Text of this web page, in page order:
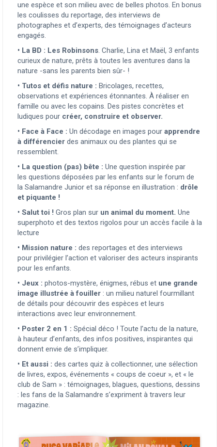
une espèce et son milieu avec de belles photos. En bonus
les coulisses du reportage, des interviews de
photographes et d’experts, des témoignages d’acteurs
engagés.
• La BD : Les Robinsons. Charlie, Lina et Maël, 3 enfants
curieux de nature, prêts à toutes les aventures dans la
nature -sans les parents bien sûr- !
• Tutos et défis nature : Bricolages, recettes,
observations et expériences étonnantes. À réaliser en
famille ou avec les copains. Des pistes concrètes et
ludiques pour créer, construire et observer.
• Face à Face : Un décodage en images pour apprendre
à différencier des animaux ou des plantes qui se
ressemblent.
• La question (pas) bête : Une question inspirée par
les questions déposées par les enfants sur le forum de
la Salamandre Junior et sa réponse en illustration : drôle
et piquante !
• Salut toi ! Gros plan sur un animal du moment. Une
superphoto et des textos rigolos pour un accès facile à la
lecture
• Mission nature : des reportages et des interviews
pour privilégier l’action et valoriser des acteurs inspirants
pour les enfants.
• Jeux : photos-mystère, énigmes, rébus et une grande
image illustrée à fouiller : un milieu naturel fourmillant
de détails pour découvrir des espèces et leurs
interactions avec leur environnement.
• Poster 2 en 1 : Spécial déco ! Toute l’actu de la nature,
à hauteur d’enfants, des infos positives, inspirantes qui
donnent envie de s’impliquer.
• Et aussi : des cartes quiz à collectionner, une sélection
de livres, expos, événements « coups de coeur », et « le
club de Sam » : témoignages, blagues, questions, dessins
: les fans de la Salamandre s’expriment à travers leur
magazine.